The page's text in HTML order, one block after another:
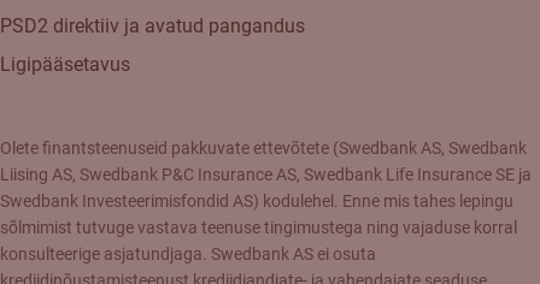
PSD2 direktiiv ja avatud pangandus
Ligipääsetavus
Olete finantsteenuseid pakkuvate ettevõtete (Swedbank AS, Swedbank
Liising AS, Swedbank P&C Insurance AS, Swedbank Life Insurance SE ja
Swedbank Investeerimisfondid AS) kodulehel. Enne mis tahes lepingu
sõlmimist tutvuge vastava teenuse tingimustega ning vajaduse korral
konsulteerige asjatundjaga. Swedbank AS ei osuta